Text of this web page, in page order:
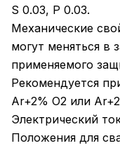
S 0.03, P 0.03.
Механические
могут меняться в
применяемого
Рекомендуется
Ar+2% O2 или
Электрический
Положения для